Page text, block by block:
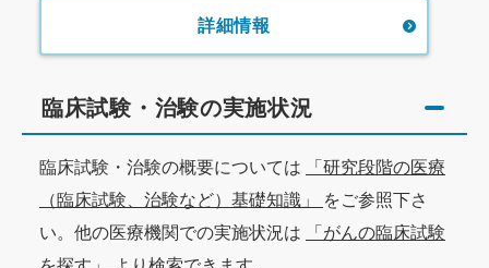
詳細情報
臨床試験・治験の実施状況
臨床試験・治験の概要については
「研究段階の医療
（臨床試験、治験など）基礎知識」
をご参照下さ
い。他の医療機関での実施状況は
「がんの臨床試験